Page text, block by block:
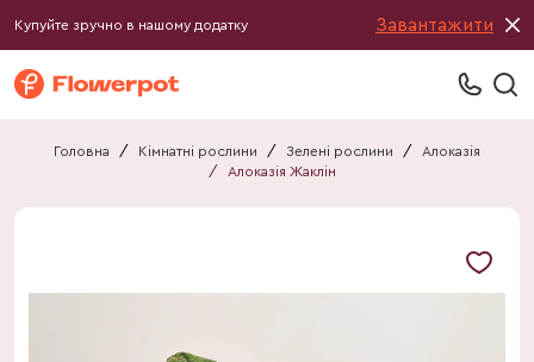
Купуйте зручно в нашому додатку Завантажити
Головна / Кімнатні рослини / Зелені рослини /
Алоказія
/
Алоказія Жаклін